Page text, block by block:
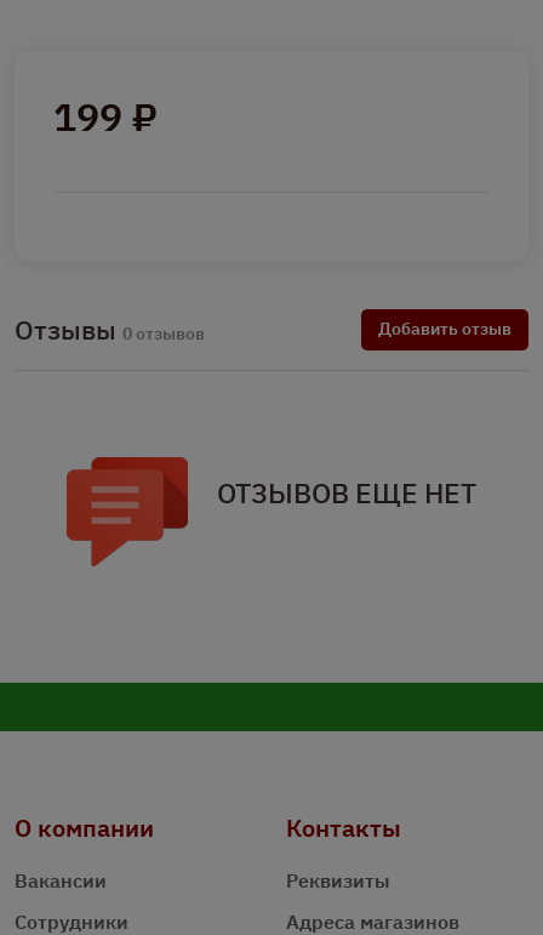
199 ₽
Отзывы 0 отзывов Добавить отзыв
ОТЗЫВОВ ЕЩЕ НЕТ
О компании
Вакансии
Сотрудники
Контакты
Реквизиты
Адреса магазинов